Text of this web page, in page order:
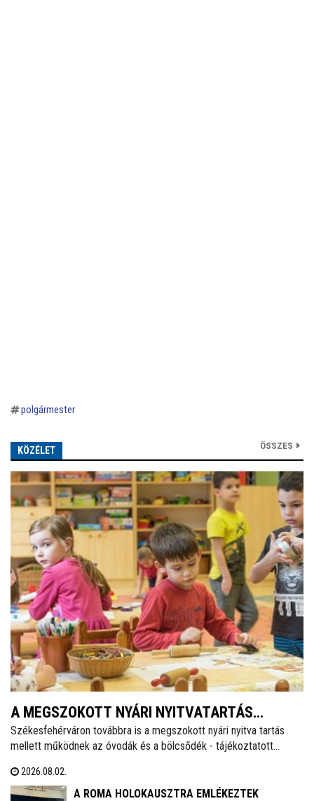
polgármester
KÖZÉLET ÖSSZES
A MEGSZOKOTT NYÁRI NYITVATARTÁS
MELLETT MŰKÖDNEK A FEHÉRVÁRI ÓVODÁK
ÉS BÖLCSŐDÉK
Székesfehérváron továbbra is a megszokott nyári nyitva tartás
mellett működnek az óvodák és a bölcsődék - tájékoztatott
megszokott nyári nyitva tartással fogadják a piciket a bölcsődék
és az óvodák!
2026.08.02.
A ROMA HOLOKAUSZTRA EMLÉKEZTEK